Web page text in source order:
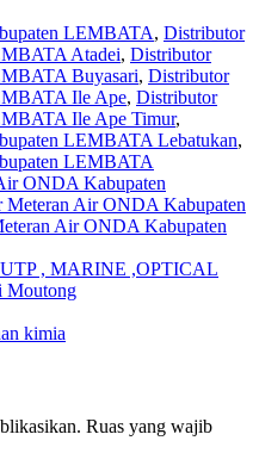
LEMBATA, Distributor
Atadei, Distributor
Buyasari, Distributor
Ile Ape, Distributor
Ile Ape Timur,
LEMBATA Lebatukan,
LEMBATA
ONDA Kabupaten
Meteran Air ONDA Kabupaten
Air ONDA Kabupaten
, MARINE ,OPTICAL
kimia
Ruas yang wajib